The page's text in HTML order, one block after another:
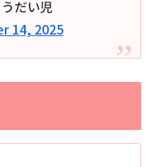
だい児
14, 2025